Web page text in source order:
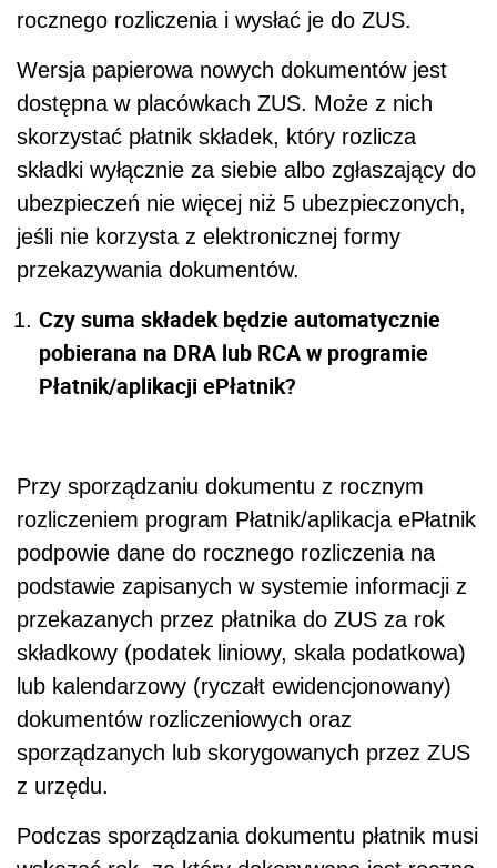
rocznego rozliczenia i wysłać je do ZUS.
Wersja papierowa nowych dokumentów jest
dostępna w placówkach ZUS. Może z nich
skorzystać płatnik składek, który rozlicza
składki wyłącznie za siebie albo zgłaszający do
ubezpieczeń nie więcej niż 5 ubezpieczonych,
jeśli nie korzysta z elektronicznej formy
przekazywania dokumentów.
Czy suma składek będzie automatycznie
pobierana na DRA lub RCA w programie
Płatnik/aplikacji ePłatnik?
Przy sporządzaniu dokumentu z rocznym
rozliczeniem program Płatnik/aplikacja ePłatnik
podpowie dane do rocznego rozliczenia na
podstawie zapisanych w systemie informacji z
przekazanych przez płatnika do ZUS za rok
składkowy (podatek liniowy, skala podatkowa)
lub kalendarzowy (ryczałt ewidencjonowany)
dokumentów rozliczeniowych oraz
sporządzanych lub skorygowanych przez ZUS
z urzędu.
Podczas sporządzania dokumentu płatnik musi